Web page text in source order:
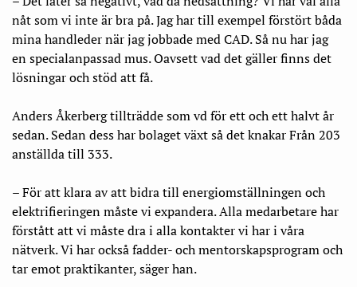
nåt som vi inte är bra på. Jag har till exempel förstört båda
mina handleder när jag jobbade med CAD. Så nu har jag
en specialanpassad mus. Oavsett vad det gäller finns det
lösningar och stöd att få.
Anders Åkerberg tillträdde som vd för ett och ett halvt år
sedan. Sedan dess har bolaget växt så det knakar Från 203
anställda till 333.
– För att klara av att bidra till energiomställningen och
elektrifieringen måste vi expandera. Alla medarbetare har
förstått att vi måste dra i alla kontakter vi har i våra
nätverk. Vi har också fadder- och mentorskapsprogram och
tar emot praktikanter, säger han.